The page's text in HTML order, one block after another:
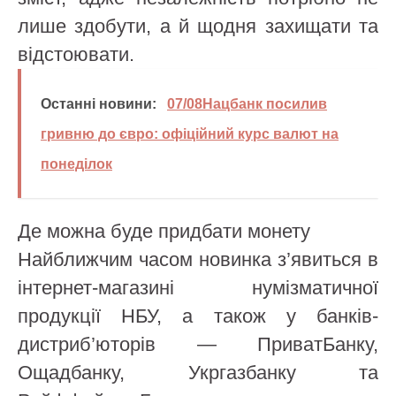
лише здобути, а й щодня захищати та
відстоювати.
Останні новини:
07/08Нацбанк посилив
гривню до євро: офіційний курс валют на
понеділок
Де можна буде придбати монету
Найближчим часом новинка з’явиться в
інтернет-магазині нумізматичної
продукції НБУ, а також у банків-
дистриб’юторів — ПриватБанку,
Ощадбанку, Укргазбанку та